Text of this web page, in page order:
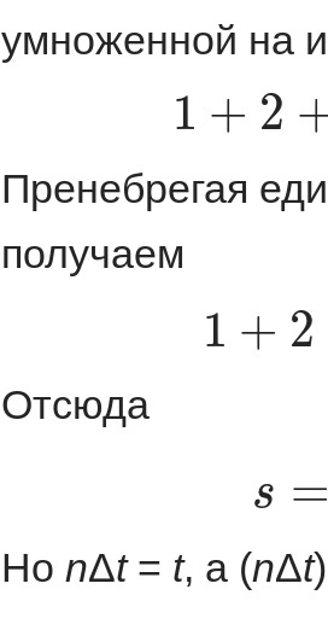
умноженной на
1 + 2
+2+ 3+…+ =1+ 2n
Пренебрегая
получаем
1 + 2
+2+ 3+…+ =n2
Отсюда
s
=υ0 Δt+a
Но nΔt= t, a (nΔt)